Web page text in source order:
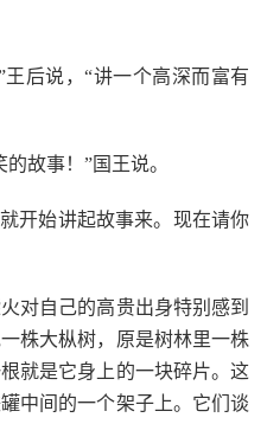
后说，“讲一个高深而富有
故事！”国王说。
始讲起故事来。现在请你
自己的高贵出身特别感到
株大枞树，原是树林里一株
就是它身上的一块碎片。这
中间的一个架子上。它们谈